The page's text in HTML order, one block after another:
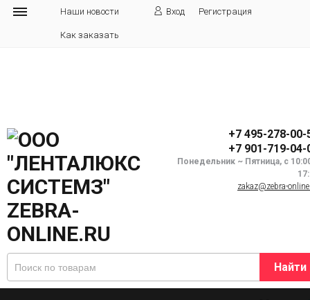
Наши новости Вход Регистрация
Как заказать
+7 495-278-00-
+7 901-719-04-
Понедельник ~ Пятница, с
zakaz@zebra-
Найти